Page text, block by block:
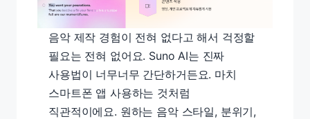
음악 제작 경험이 전혀 없다고 해서 걱정할
필요는 전혀 없어요. Suno AI는 진짜
사용법이 너무너무 간단하거든요. 마치
스마트폰 앱 사용하는 것처럼
직관적이에요. 원하는 음악 스타일, 분위기,